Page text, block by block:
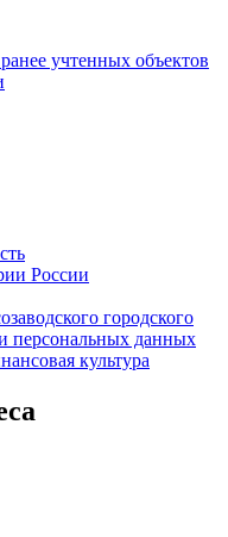
учтенных объектов
России
городского
персональных данных
культура